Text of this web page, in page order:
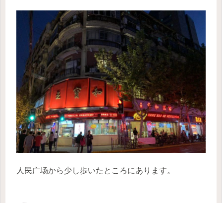
人民广场から少し歩いたところにあります。